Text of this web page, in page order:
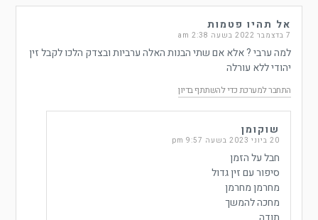
אל תהיו פטמות
7 בדצמבר 2022 בשעה 2:38 am
למה ערבי ? אלא אם שתי הבנות האלה ערביות ובצדק הלכו לקבל זין
יהודי ללא עורלה
התחבר למערכת כדי להשתתף בדיון
שוקומן
20 ביוני 2023 בשעה 9:57 pm
חבל על הזמן
סיפור עם זין גדול
מחרמן מחרמן
מחכה להמשך